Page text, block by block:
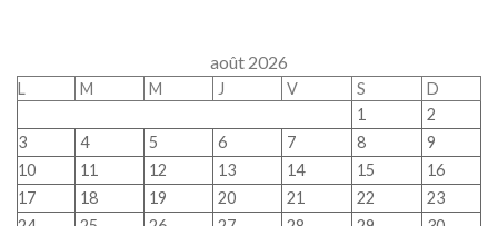
août 2026
L M M J V S
D
1
2
3
4 5 6 7 8
9
10
11 12 13 14 15
16
17
18 19 20 21 22
23